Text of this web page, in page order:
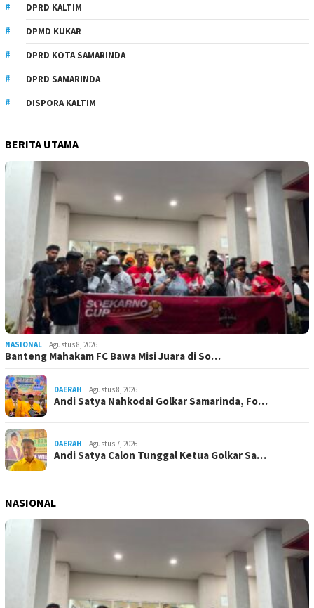
DPRD KALTIM
DPMD KUKAR
DPRD KOTA SAMARINDA
DPRD SAMARINDA
DISPORA KALTIM
BERITA UTAMA
NASIONAL Agustus 8, 2026
Banteng Mahakam FC Bawa Misi Juara di So…
DAERAH Agustus 8, 2026
Andi Satya Nahkodai Golkar Samarinda, Fo…
DAERAH Agustus 7, 2026
Andi Satya Calon Tunggal Ketua Golkar Sa…
NASIONAL